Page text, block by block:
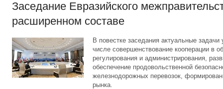
Заседание Евразийского
расширенном составе
В повестке заседания актуальные задачи
числе совершенствование кооперации в
регулирования и администрирования,
обеспечение продовольственной
железнодорожных перевозок,
рынка.